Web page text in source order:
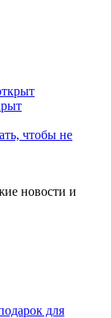
чтобы не
новости и